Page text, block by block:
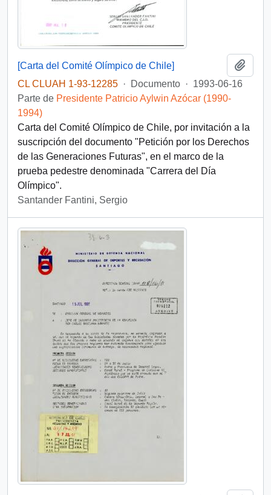
[Carta del Comité Olímpico de Chile]
CL CLUAH 1-93-12285 · Documento · 1993-06-16
Parte de Presidente Patricio Aylwin Azócar (1990-
1994)
Carta del Comité Olímpico de Chile, por invitación a la
suscripción del documento "Petición por los Derechos
de las Generaciones Futuras", en el marco de la
prueba pedestre denominada "Carrera del Día
Olímpico".
Santander Fantini, Sergio